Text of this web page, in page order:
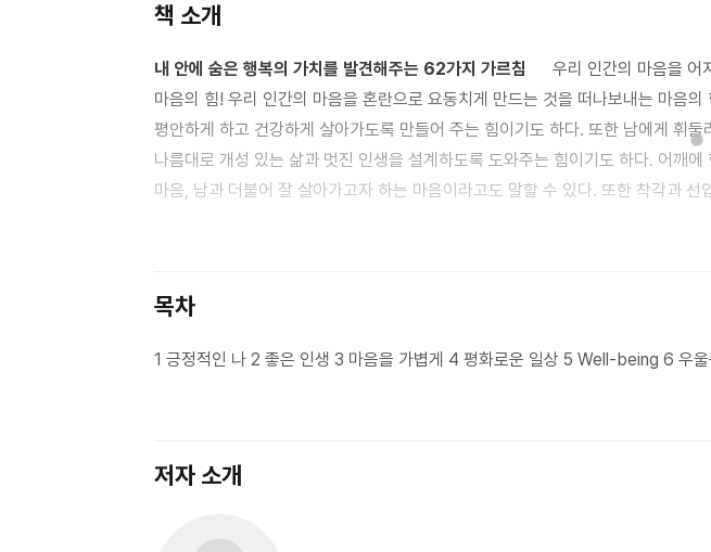
책 소개
내 안에 숨은 행복의 가치를 발견해주는 62가지 가르침
마음의 힘! 우리 인간의 마음을 혼란으로 요동치게 만드는 것을 떠나보내는 마음의
평안하게 하고 건강하게 살아가도록 만들어 주는 힘이기도 하다. 또한 남에게 휘둘
나름대로 개성 있는 삶과 멋진 인생을 설계하도록 도와주는 힘이기도 하다. 어깨
마음, 남과 더불어 잘 살아가고자 하는 마음이라고도 말할 수 있다. 또한 착각과 선
살아가려는 마음이기도 하다. 한마디로 말하면 사람을 행복하게 만드는 마음의 힘
얻고, 세상의 명예를 손에 쥐는 것처럼 행복이란 자신이 스스로 소유하는 것이라
불필요한 것을 버리고 나서 찾아오는 행복이 진정으로 큰 행복이라는 생각이 든다.
중에서
목차
1 긍정적인 나 2 좋은 인생 3 마음을 가볍게 4 평화로운 일상 5 Well-being 6 우
저자 소개